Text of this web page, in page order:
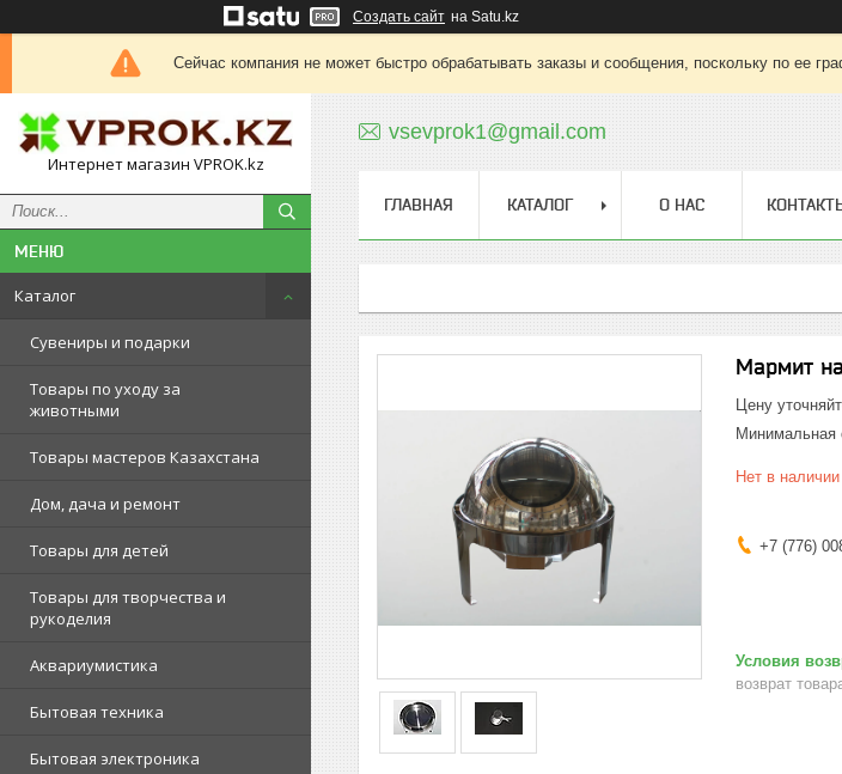
Создать сайт на Satu.kz
Сейчас компания не может быстро обрабатывать заказы и сообщения, поскольку по ее
Интернет магазин VPROK.kz
Каталог
Сувениры и подарки
Товары по уходу за
животными
Товары мастеров Казахстана
Дом, дача и ремонт
Товары для детей
Товары для творчества и
рукоделия
Аквариумистика
Бытовая техника
Бытовая электроника
vsevprok1@gmail.com
ГЛАВНАЯ КАТАЛОГ О НАС
Мармит
Цену
Минимальная
Нет в наличии
+7 (776)
возврат